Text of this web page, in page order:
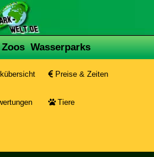
Zoos Wasserparks
Preise & Zeiten
Tiere